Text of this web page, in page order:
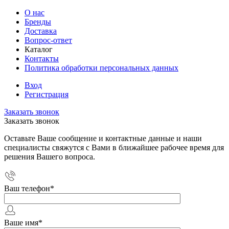
О нас
Бренды
Доставка
Вопрос-ответ
Каталог
Контакты
Политика обработки персональных данных
Вход
Регистрация
Заказать звонок
Заказать звонок
Оставьте Ваше сообщение и контактные данные и наши
специалисты свяжутся с Вами в ближайшее рабочее время для
решения Вашего вопроса.
Ваш телефон*
Ваше имя*